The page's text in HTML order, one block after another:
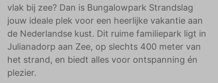
vlak bij zee? Dan is Bungalowpark Strandslag
jouw ideale plek voor een heerlijke vakantie aan
de Nederlandse kust. Dit ruime familiepark ligt in
Julianadorp aan Zee, op slechts 400 meter van
het strand, en biedt alles voor ontspanning én
plezier.